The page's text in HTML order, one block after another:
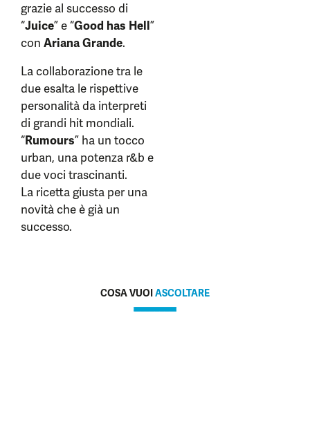
grazie al successo di
“Juice” e “Good has Hell”
con Ariana Grande.
La collaborazione tra le
due esalta le rispettive
personalità da interpreti
di grandi hit mondiali.
“Rumours” ha un tocco
urban, una potenza r&b e
due voci trascinanti.
La ricetta giusta per una
novità che è già un
successo.
COSA VUOIASCOLTARE